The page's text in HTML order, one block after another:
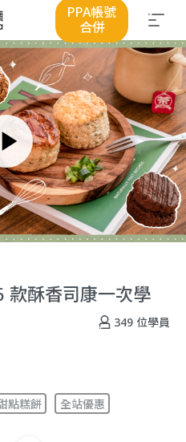
PPA帳號
合併
款酥香司康一次學
349 位學員
點糕餅 全站優惠